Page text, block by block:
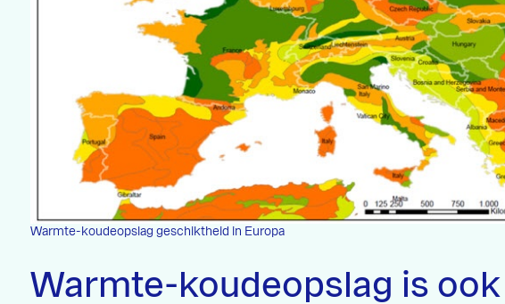
Warmte-koudeopslag geschiktheid in Europa
Warmte-koudeopslag is